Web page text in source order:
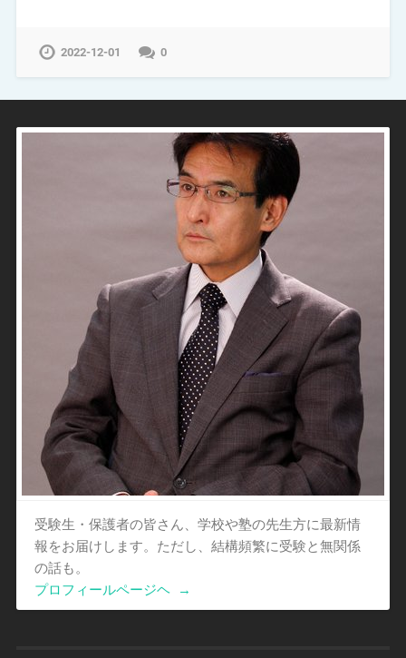
2022-12-01 0
受験生・保護者の皆さん、学校や塾の先生方に最新情
報をお届けします。ただし、結構頻繁に受験と無関係
の話も。
プロフィールページヘ
→